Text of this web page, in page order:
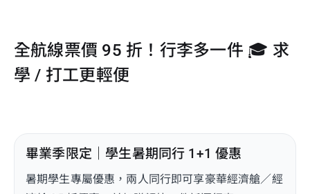
全航線票價 95 折！行李多一件 🎓 求
學 / 打工更輕便
畢業季限定｜學生暑期同行 1+1 優惠
暑期學生專屬優惠，兩人同行即可享豪華經濟艙／經